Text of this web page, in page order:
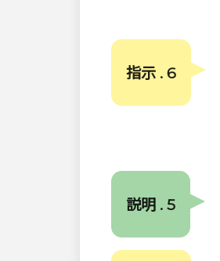
指示 . 6
説明 . 5